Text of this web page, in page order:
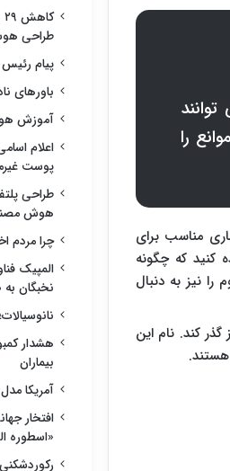
را
مناسب برای
کنید که چگونه
نیز به دنبال
می تواند از موانع ۷ سانتی متری نیز گذر کند. نام این
هستند.
طراحی
پیام رئیس
باورهای
آموزش
اعلام
پوست
طراحی
هوش
چرا مردم
المپیک
نخبگان
هشدار
بیماران
آمریکا
افتخار
«اسطوره
رکوردشکنی